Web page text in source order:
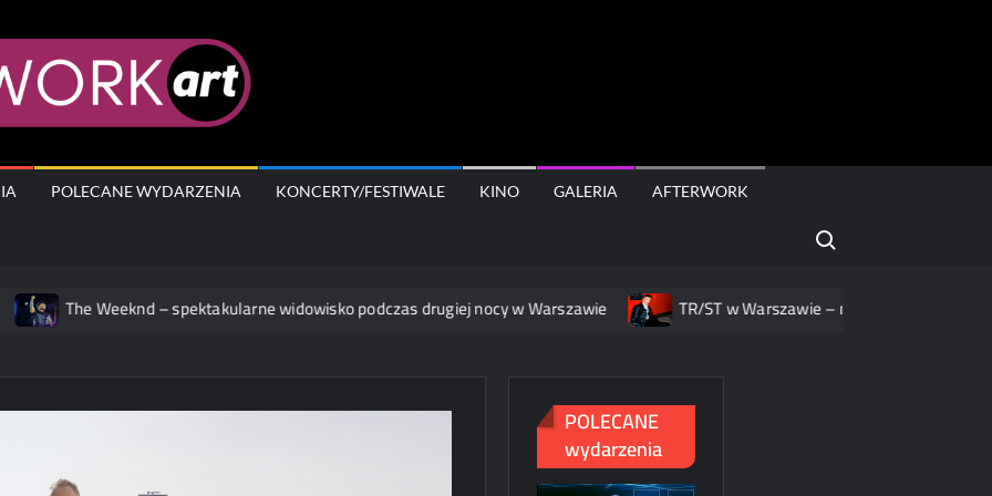
POLECANE WYDARZENIA KONCERTY/FESTIWALE KINO GALERIA AFTERWORK
Search for:
Weeknd – spektakularne widowisko podczas drugiej nocy w Warszawie TR/ST w Warszawie – nowa muzyka, nowa oprawa
POLECANE
wydarzenia